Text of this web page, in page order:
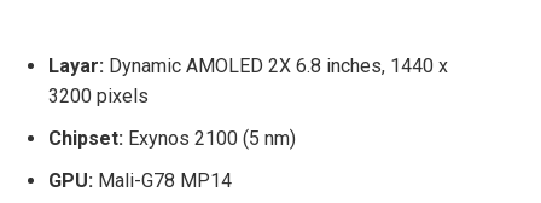
Layar: Dynamic AMOLED 2X 6.8 inches, 1440 x
3200 pixels
Chipset: Exynos 2100 (5 nm)
GPU: Mali-G78 MP14